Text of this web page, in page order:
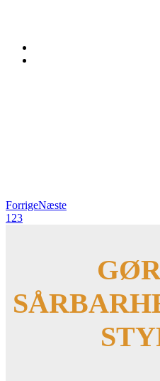
ForrigeNæste
1 23